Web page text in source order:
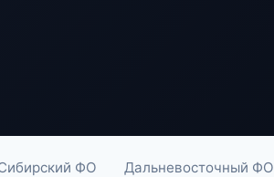
ФО Дальневосточный ФО